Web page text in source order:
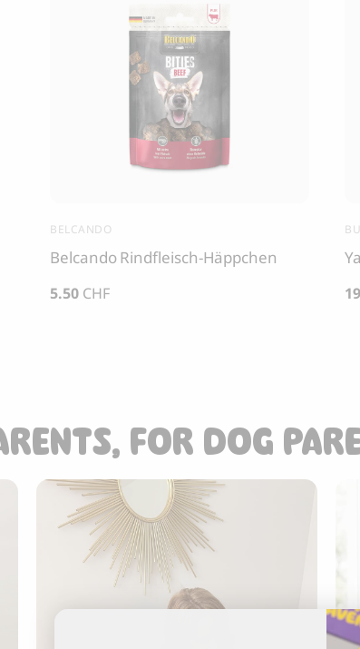
BELCANDO
Belcando Rindfleisch-Häppchen
5.50 CHF
FOR DOG